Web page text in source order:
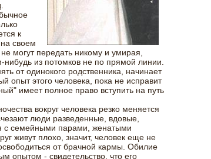
к
своем
могут передать никому и умирая,
из потомков не по прямой линии.
от одинокого родственника, начинает
опыт этого человека, пока не исправит
имеет полное право вступить на путь
вокруг человека резко меняется
люди разведенные, вдовые,
с семейными парами, женатыми
живут плохо, значит, человек еще не
от брачной кармы. Обилие
опытом - свидетельство, что его